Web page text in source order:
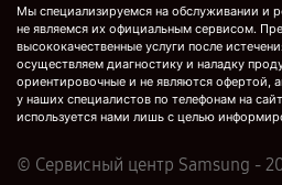
Мы специализируемся на обслуживании и
не являемся их официальным сервисом.
высококачественные услуги после
осуществляем диагностику и наладку
ориентировочные и не являются офертой,
у наших специалистов по телефонам на
используется нами лишь с целью
© Сервисный центр Samsung -